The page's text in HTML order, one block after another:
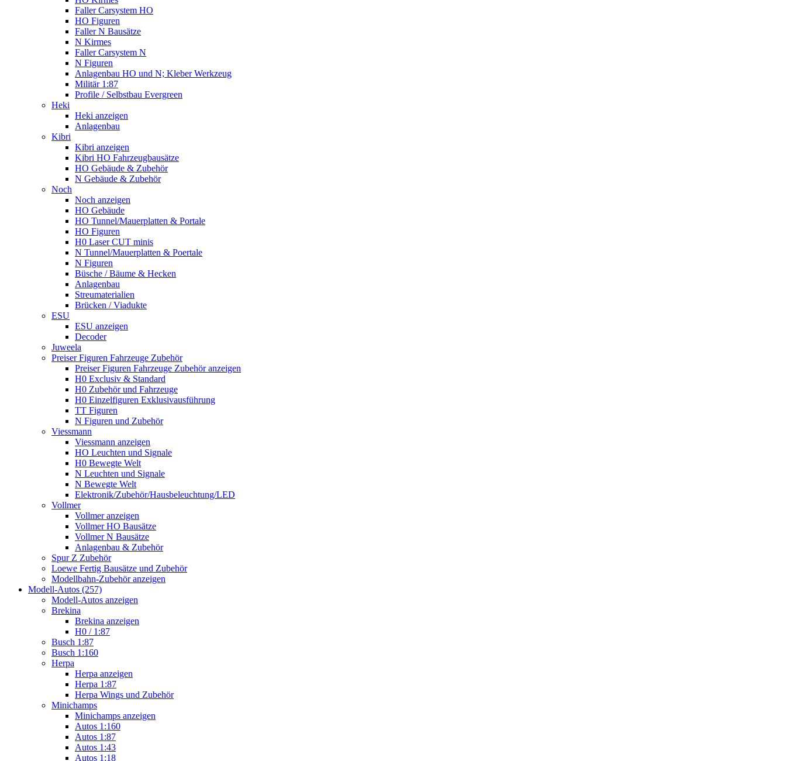
Faller Carsystem HO
HO Figuren
Faller N Bausätze
N Kirmes
Faller Carsystem N
N Figuren
Anlagenbau HO und N; Kleber Werkzeug
Militär 1:87
Profile / Selbstbau Evergreen
Heki
Heki anzeigen
Anlagenbau
Kibri
Kibri anzeigen
Kibri HO Fahrzeugbausätze
HO Gebäude & Zubehör
N Gebäude & Zubehör
Noch
Noch anzeigen
HO Gebäude
HO Tunnel/Mauerplatten & Portale
HO Figuren
H0 Laser CUT minis
N Tunnel/Mauerplatten & Poertale
N Figuren
Büsche / Bäume & Hecken
Anlagenbau
Streumaterialien
Brücken / Viadukte
ESU
ESU anzeigen
Decoder
Juweela
Preiser Figuren Fahrzeuge Zubehör
Preiser Figuren Fahrzeuge Zubehör anzeigen
H0 Exclusiv & Standard
H0 Zubehör und Fahrzeuge
H0 Einzelfiguren Exklusivausführung
TT Figuren
N Figuren und Zubehör
Viessmann
Viessmann anzeigen
HO Leuchten und Signale
H0 Bewegte Welt
N Leuchten und Signale
N Bewegte Welt
Elektronik/Zubehör/Hausbeleuchtung/LED
Vollmer
Vollmer anzeigen
Vollmer HO Bausätze
Vollmer N Bausätze
Anlagenbau & Zubehör
Spur Z Zubehör
Loewe Fertig Bausätze und Zubehör
Modellbahn-Zubehör anzeigen
Modell-Autos (257)
Modell-Autos anzeigen
Brekina
Brekina anzeigen
H0 / 1:87
Busch 1:87
Busch 1:160
Herpa
Herpa anzeigen
Herpa 1:87
Herpa Wings und Zubehör
Minichamps
Minichamps anzeigen
Autos 1:160
Autos 1:87
Autos 1:43
Autos 1:18